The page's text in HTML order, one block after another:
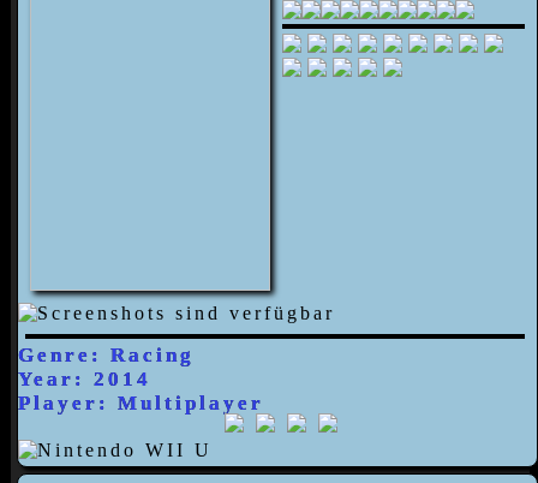
Genre: Racing
Year: 2014
Player: Multiplayer